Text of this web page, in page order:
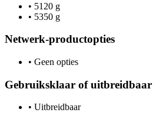
• 5120 g
• 5350 g
Netwerk-productopties
• Geen opties
Gebruiksklaar of uitbreidbaar
• Uitbreidbaar